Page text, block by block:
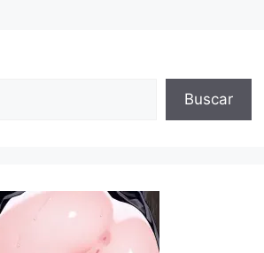
Buscar